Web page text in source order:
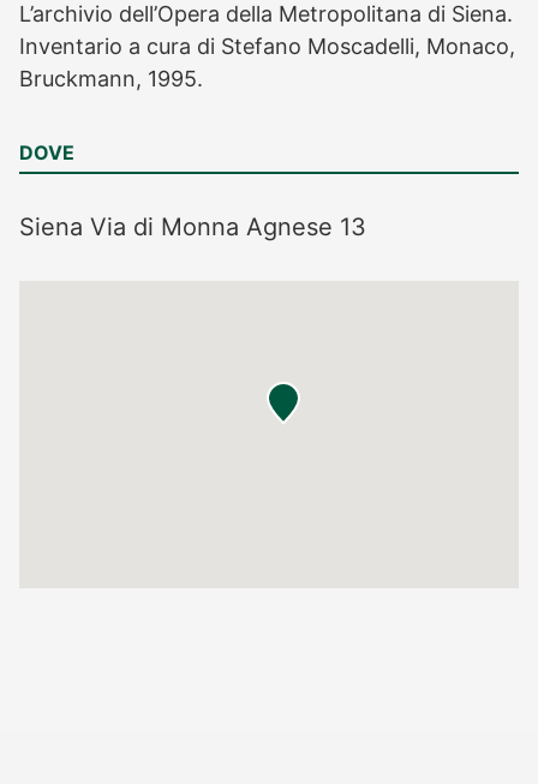
L’archivio dell’Opera della Metropolitana di Siena.
Inventario a cura di Stefano Moscadelli, Monaco,
Bruckmann, 1995.
DOVE
Siena Via di Monna Agnese 13